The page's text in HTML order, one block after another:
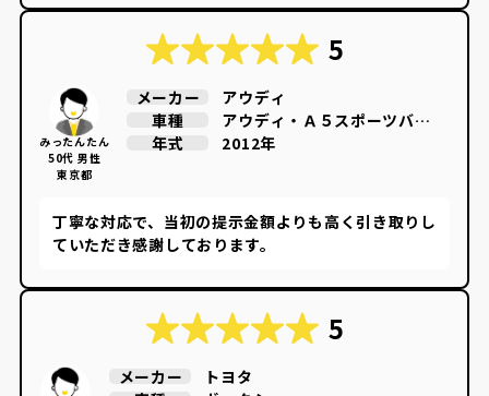
5
みったんたん
50代 男性
東京都
メーカー
アウディ
車種
アウディ・Ａ５スポーツバッ
ク
年式 2012年
丁寧な対応で、当初の提示金額よりも高く引き取りし
ていただき感謝しております。
5
メーカー
トヨタ